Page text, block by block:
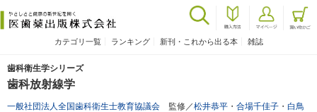
カテゴリ一覧 ランキング 新刊・これから出る本 雑誌
歯科衛生学シリーズ
歯科放射線学
一般社団法人全国歯科衛生士教育協議会 監修／松井恭平 ・ 合場千佳子 ・ 白鳥